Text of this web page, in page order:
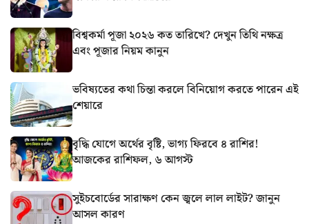
বিশ্বকর্মা পূজা ২০২৬ কত তারিখে? দেখুন তিথি নক্ষত্র
এবং পূজার নিয়ম কানুন
ভবিষ্যতের কথা চিন্তা করলে বিনিয়োগ করতে পারেন এই
শেয়ারে
বৃদ্ধি যোগে অর্থের বৃষ্টি, ভাগ্য ফিরবে ৪ রাশির!
আজকের রাশিফল, ৬ আগস্ট
সুইচবোর্ডের সারাক্ষণ কেন জ্বলে লাল লাইট? জানুন
আসল কারণ